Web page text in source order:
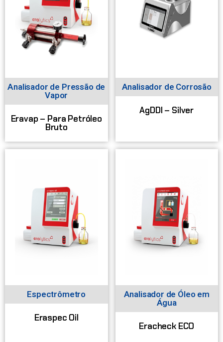
Analisador de Pressão de
Vapor
Eravap – Para Petróleo
Bruto
Analisador de Corrosão
AgDDI – Silver
Espectrômetro
Eraspec Oil
Analisador de Óleo em
Água
Eracheck ECO